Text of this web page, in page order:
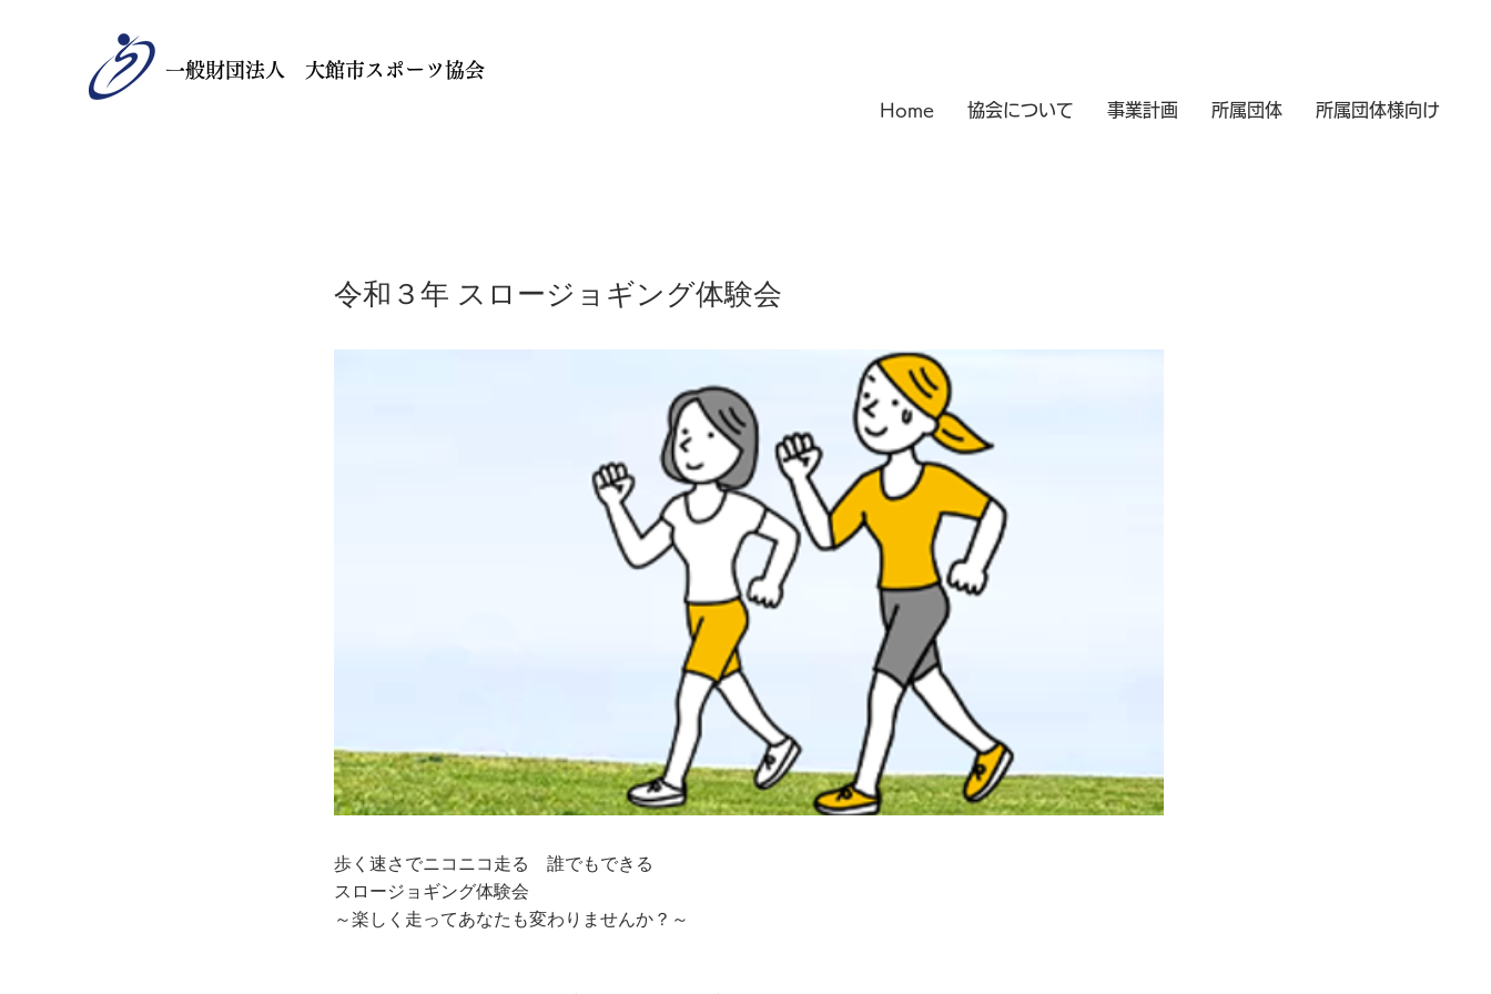
一般財団法人 大館市スポーツ協会
Home 協会について 事業計画 所属団体 所属団体様向け
令和３年 スロージョギング体験会
歩く速さでニコニコ走る 誰でもできる
スロージョギング体験会
～楽しく走ってあなたも変わりませんか？～